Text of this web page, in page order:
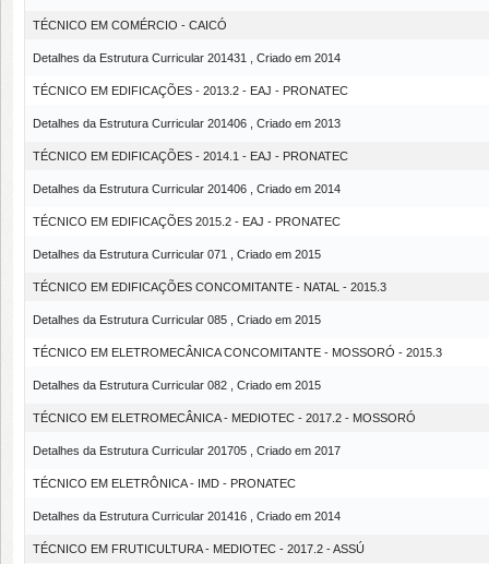
TÉCNICO EM COMÉRCIO - CAICÓ
Detalhes da Estrutura Curricular 201431 , Criado em 2014
TÉCNICO EM EDIFICAÇÕES - 2013.2 - EAJ - PRONATEC
Detalhes da Estrutura Curricular 201406 , Criado em 2013
TÉCNICO EM EDIFICAÇÕES - 2014.1 - EAJ - PRONATEC
Detalhes da Estrutura Curricular 201406 , Criado em 2014
TÉCNICO EM EDIFICAÇÕES 2015.2 - EAJ - PRONATEC
Detalhes da Estrutura Curricular 071 , Criado em 2015
TÉCNICO EM EDIFICAÇÕES CONCOMITANTE - NATAL - 2015.3
Detalhes da Estrutura Curricular 085 , Criado em 2015
TÉCNICO EM ELETROMECÂNICA CONCOMITANTE - MOSSORÓ - 2015.3
Detalhes da Estrutura Curricular 082 , Criado em 2015
TÉCNICO EM ELETROMECÂNICA - MEDIOTEC - 2017.2 - MOSSORÓ
Detalhes da Estrutura Curricular 201705 , Criado em 2017
TÉCNICO EM ELETRÔNICA - IMD - PRONATEC
Detalhes da Estrutura Curricular 201416 , Criado em 2014
TÉCNICO EM FRUTICULTURA - MEDIOTEC - 2017.2 - ASSÚ